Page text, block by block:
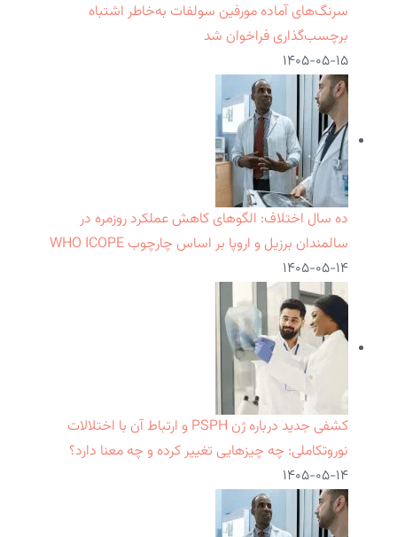
سرنگ‌های آماده مورفین سولفات به‌خاطر اشتباه
برچسب‌گذاری فراخوان شد
۱۴۰۵-۰۵-۱۵
ده سال اختلاف: الگوهای کاهش عملکرد روزمره در
سالمندان برزیل و اروپا بر اساس چارچوب WHO ICOPE
۱۴۰۵-۰۵-۱۴
کشفی جدید درباره ژن PSPH و ارتباط آن با اختلالات
نوروتکاملی: چه چیزهایی تغییر کرده و چه معنا دارد؟
۱۴۰۵-۰۵-۱۴